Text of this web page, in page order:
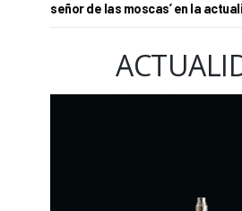
señor de las moscas’ en la